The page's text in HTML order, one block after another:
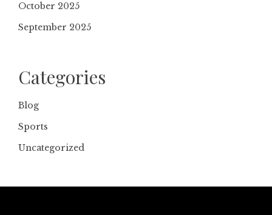
October 2025
September 2025
Categories
Blog
Sports
Uncategorized